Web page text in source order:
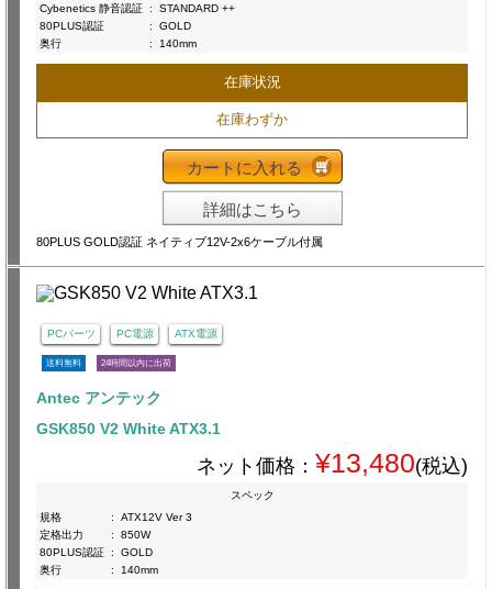
Cybenetics 静音認証 :
STANDARD ++
80PLUS認証
:
GOLD
奥行
: 140mm
在庫状況
在庫わずか
カートに入れる
詳細はこちら
80PLUS GOLD認証 ネイティブ12V-2x6ケーブル付属
PCパーツ PC電源 ATX電源
送料無料 24時間以内に出荷
Antec アンテック
GSK850 V2 White ATX3.1
ネット価格： ¥13,480(税込)
スペック
規格
:
ATX12V Ver 3
定格出力
:
850W
80PLUS認証 :
GOLD
奥行
: 140mm